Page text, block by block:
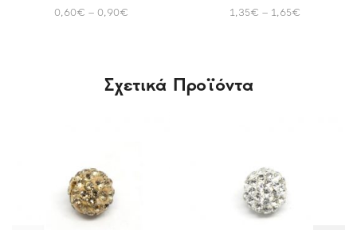
0,60€ – 0,90€ 1,35€ – 1,65€
Σχετικά Προϊόντα